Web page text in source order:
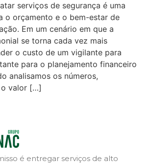
serviços de segurança é uma
o orçamento e o bem-estar de
Em um cenário em que a
se torna cada vez mais
o custo de um vigilante para
para o planejamento financeiro
analisamos os números,
o valor […]
é entregar serviços de alto